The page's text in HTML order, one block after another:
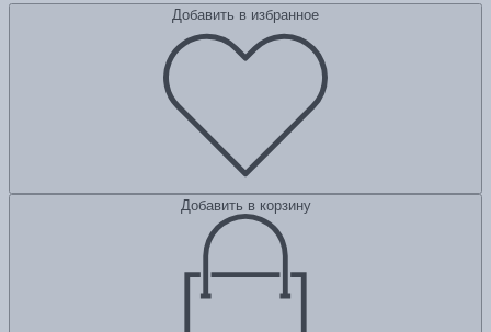
Добавить в избранное
Добавить в корзину